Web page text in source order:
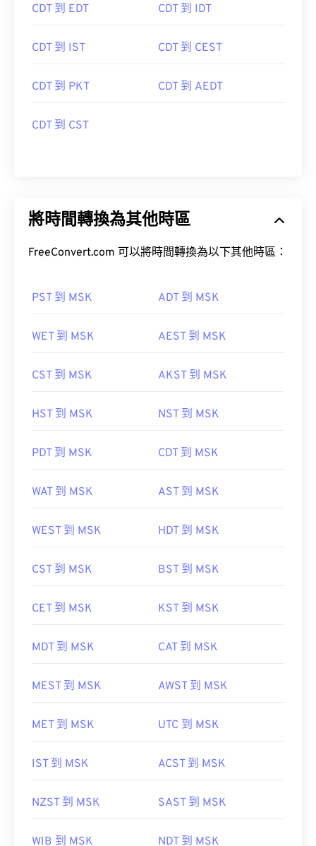
CDT 到 EDT CDT 到 IDT
CDT 到 IST CDT 到 CEST
CDT 到 PKT CDT 到 AEDT
CDT 到 CST
將時間轉換為其他時區
FreeConvert.com 可以將時間轉換為以下其他時區：
PST 到 MSK ADT 到 MSK
WET 到 MSK AEST 到 MSK
CST 到 MSK AKST 到 MSK
HST 到 MSK NST 到 MSK
PDT 到 MSK CDT 到 MSK
WAT 到 MSK AST 到 MSK
WEST 到 MSK HDT 到 MSK
CST 到 MSK BST 到 MSK
CET 到 MSK KST 到 MSK
MDT 到 MSK CAT 到 MSK
MEST 到 MSK AWST 到 MSK
MET 到 MSK UTC 到 MSK
IST 到 MSK ACST 到 MSK
NZST 到 MSK SAST 到 MSK
WIB 到 MSK NDT 到 MSK